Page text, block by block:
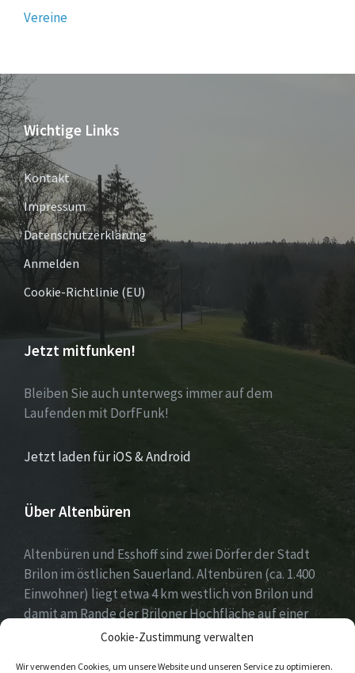
Cookie-Zustimmung verwalten
Wir verwenden Cookies, um unsere Website und unseren Service zu optimieren.
Vereine
Wichtige Links
Kontakt
Impressum
Datenschutzerklärung
Anmelden
Cookie-Richtlinie (EU)
Jetzt mitfunken!
Bleiben Sie auch unterwegs immer auf dem
Laufenden mit DorfFunk!
Jetzt laden für iOS & Android
Über Altenbüren
Altenbüren und Esshoff sind zwei Dörfer der Stadt
Brilon im östlichen Sauerland. Altenbüren (ca. 1.400
Einwohner) liegt etwa 4 km westlich von Brilon und
damit am Rande der Briloner Hochfläche auf einer
Höhe von etwa 464 m ü. NN. Esshoff (ca. 80 Einwohner)